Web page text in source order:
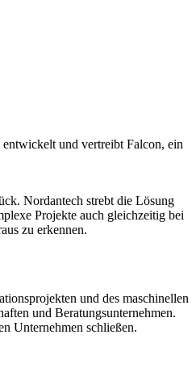
und vertreibt Falcon, ein
Nordantech strebt die Lösung
Projekte auch gleichzeitig bei
zu erkennen.
und des maschinellen
und Beratungsunternehmen.
Unternehmen schließen.